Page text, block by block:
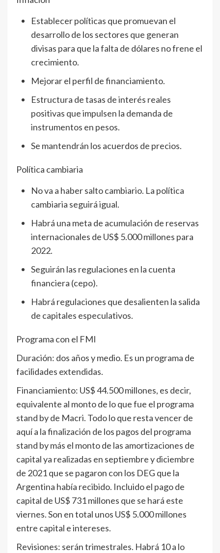
Establecer políticas que promuevan el
desarrollo de los sectores que generan
divisas para que la falta de dólares no frene el
crecimiento.
Mejorar el perfil de financiamiento.
Estructura de tasas de interés reales
positivas que impulsen la demanda de
instrumentos en pesos.
Se mantendrán los acuerdos de precios.
Política cambiaria
No va a haber salto cambiario. La política
cambiaria seguirá igual.
Habrá una meta de acumulación de reservas
internacionales de US$ 5.000 millones para
2022.
Seguirán las regulaciones en la cuenta
financiera (cepo).
Habrá regulaciones que desalienten la salida
de capitales especulativos.
Programa con el FMI
Duración: dos años y medio. Es un programa de
facilidades extendidas.
Financiamiento: US$ 44.500 millones, es decir,
equivalente al monto de lo que fue el programa
stand by de Macri. Todo lo que resta vencer de
aquí a la finalización de los pagos del programa
stand by más el monto de las amortizaciones de
capital ya realizadas en septiembre y diciembre
de 2021 que se pagaron con los DEG que la
Argentina había recibido. Incluido el pago de
capital de US$ 731 millones que se hará este
viernes. Son en total unos US$ 5.000 millones
entre capital e intereses.
Revisiones: serán trimestrales. Habrá 10 a lo